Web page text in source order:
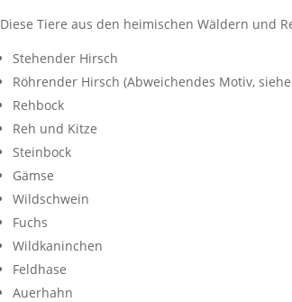
Diese Tiere aus den heimischen Wäldern und
Stehender Hirsch
Röhrender Hirsch (Abweichendes Motiv,
Rehbock
Reh und Kitze
Steinbock
Gämse
Wildschwein
Fuchs
Wildkaninchen
Feldhase
Auerhahn